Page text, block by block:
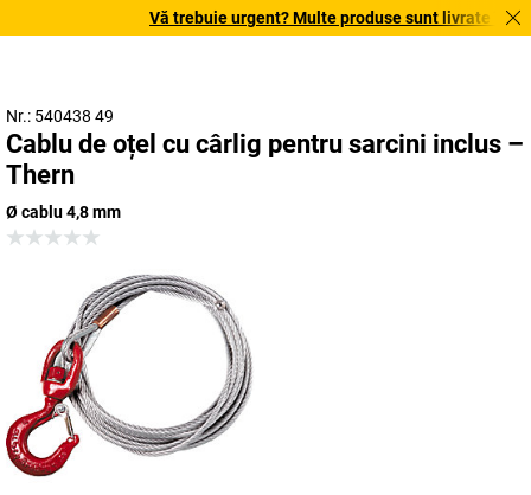
Vă trebuie urgent? Multe produse sunt livrate în
Nr.: 540438 49
Cablu de oțel cu cârlig pentru sarcini inclus –
Thern
Ø cablu 4,8 mm